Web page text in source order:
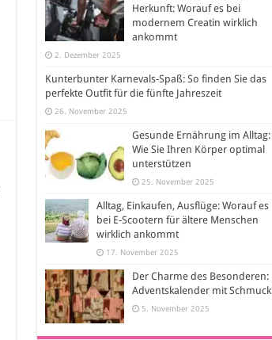
Herkunft: Worauf es bei
modernem Creatin wirklich
ankommt
2. Dezember 2025
Kunterbunter Karnevals-Spaß: So finden Sie das
perfekte Outfit für die fünfte Jahreszeit
26. November 2025
Gesunde Ernährung im Alltag:
Wie Sie Ihren Körper optimal
unterstützen
25. November 2025
Alltag, Einkaufen, Ausflüge: Worauf es
bei E-Scootern für ältere Menschen
wirklich ankommt
17. November 2025
Der Charme des Besonderen:
Adventskalender mit Schmuck
5. November 2025